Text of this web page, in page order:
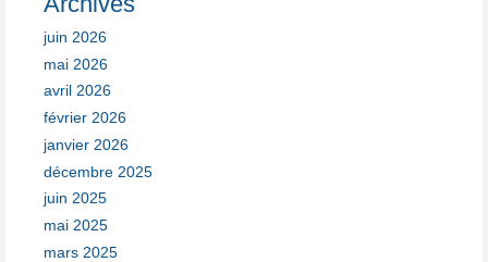
juin 2026
mai 2026
avril 2026
février 2026
janvier 2026
décembre 2025
juin 2025
mai 2025
mars 2025